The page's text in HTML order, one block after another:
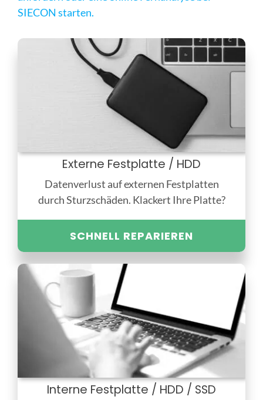
SIECON starten.
Externe Festplatte / HDD
Datenverlust auf externen Festplatten
durch Sturzschäden. Klackert Ihre Platte?
SCHNELL REPARIEREN
Interne Festplatte / HDD / SSD